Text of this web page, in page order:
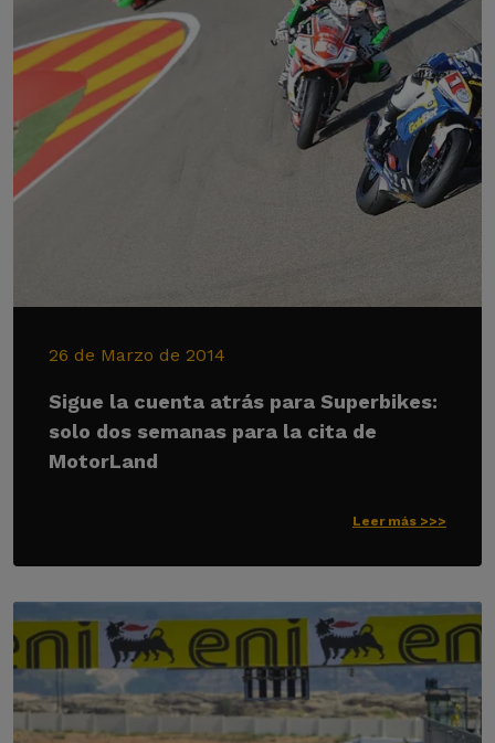
26 de Marzo de 2014
Sigue la cuenta atrás para Superbikes:
solo dos semanas para la cita de
MotorLand
Leer más >>>